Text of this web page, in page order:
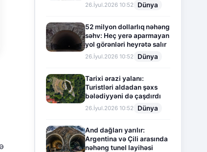
26.İyul.2026 10:52 Dünya
52 milyon dollarlıq nəhəng
səhv: Heç yerə aparmayan
yol görənləri heyrətə salır
26.İyul.2026 10:52 Dünya
Tarixi ərazi yalanı:
Turistləri aldadan şəxs
bələdiyyəni də çaşdırdı
26.İyul.2026 10:52 Dünya
And dağları yarılır:
Argentina və Çili arasında
nəhəng tunel layihəsi